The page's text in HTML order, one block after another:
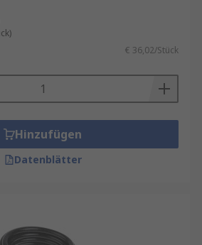
€ 36,02/Stück
Hinzufügen
Datenblätter